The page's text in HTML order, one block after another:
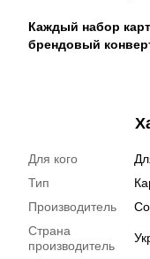
Каждый набор
брендовый
Для кого
Тип
Производитель
Страна
производитель